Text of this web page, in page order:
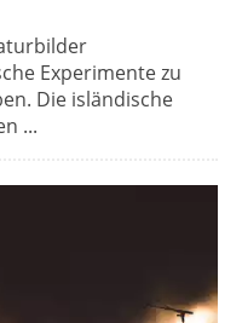
Experimente zu
Die isländische
...